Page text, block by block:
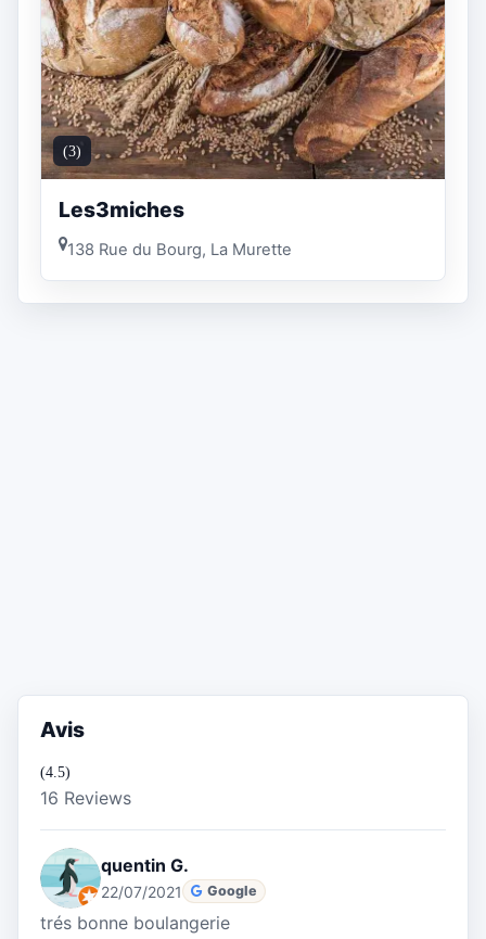
(3)
Les3miches
138 Rue du Bourg, La Murette
Avis
(4.5)
16 Reviews
quentin G.
22/07/2021 Google
trés bonne boulangerie